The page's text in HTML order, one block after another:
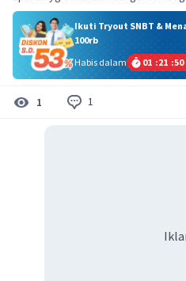
Ikuti Tryout SNBT &
100rb
Habis dalam
01 :21 :50
1 1